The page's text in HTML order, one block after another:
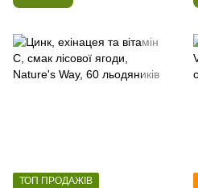
ТОП ПРОДАЖІВ